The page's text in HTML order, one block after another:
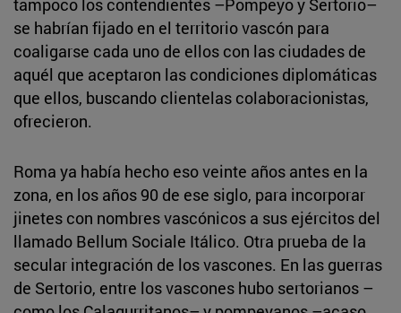
se habrían fijado en el territorio vascón para
coaligarse cada uno de ellos con las ciudades de
aquél que aceptaron las condiciones diplomáticas
que ellos, buscando clientelas colaboracionistas,
ofrecieron.
Roma ya había hecho eso veinte años antes en la
zona, en los años 90 de ese siglo, para incorporar
jinetes con nombres vascónicos a sus ejércitos del
llamado Bellum Sociale Itálico. Otra prueba de la
secular integración de los vascones. En las guerras
de Sertorio, entre los vascones hubo sertorianos –